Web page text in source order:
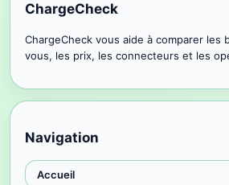
ChargeCheck
ChargeCheck vous aide à comparer
vous, les prix, les connecteurs et les
Navigation
Accueil